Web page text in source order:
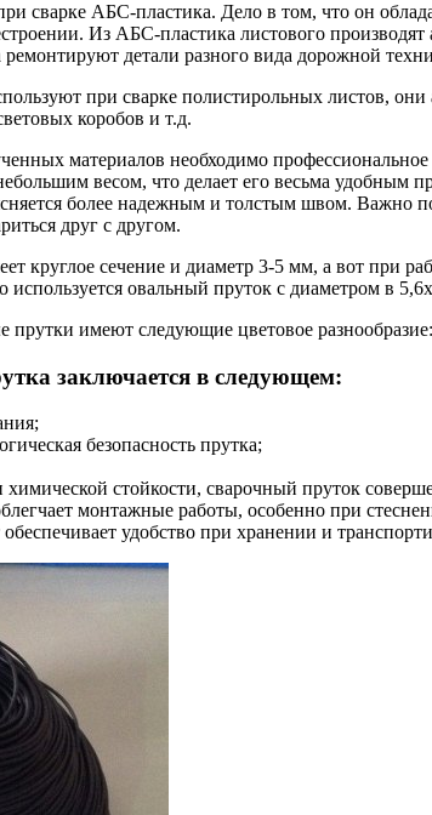
сварке АБС-пластика. Дело в том, что он
Из АБС-пластика листового
ремонтируют детали разного вида дорожной
при сварке полистирольных листов,
коробов и т.д.
материалов необходимо профессиональное
весом, что делает его весьма
более надежным и толстым швом. Важно
друг с другом.
круглое сечение и диаметр 3-5 мм, а вот при
овальный пруток с диаметром в
прутки имеют следующие цветовое
заключается в следующем:
безопасность прутка;
стойкости, сварочный пруток
монтажные работы, особенно при
удобство при хранении и